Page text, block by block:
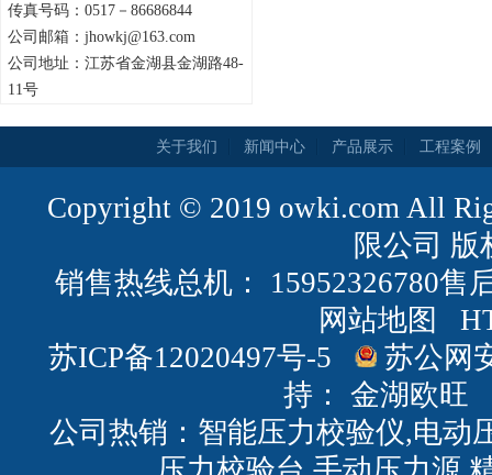
传真号码：0517－86686844
公司邮箱：jhowkj@163.com
公司地址：江苏省金湖县金湖路48-
11号
关于我们 新闻中心 产品展示 工程案例
Copyright © 2019 owki.com All
限公司 版
销售热线总机： 15952326780售
网站地图
苏ICP备12020497号-5
苏公网
持： 金湖欧旺
公司热销：智能压力校验仪,电动